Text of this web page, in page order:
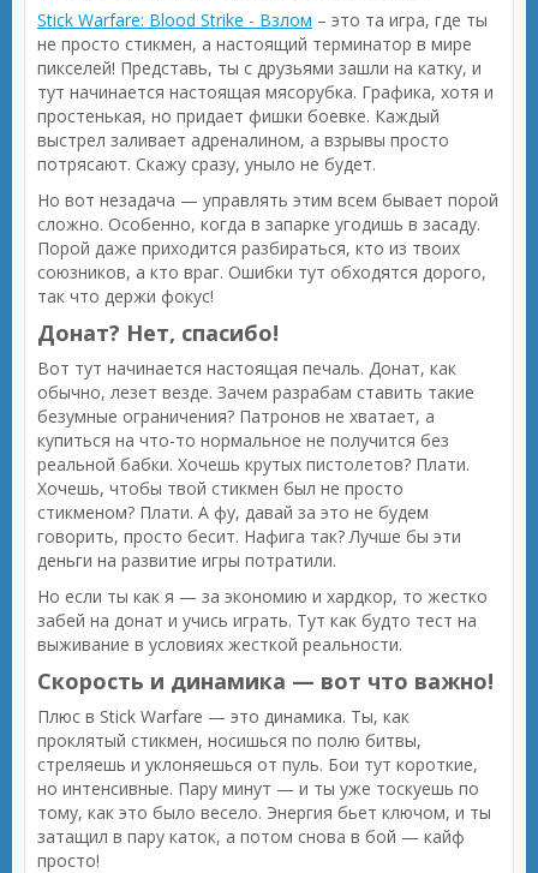
Stick Warfare: Blood Strike - Взлом – это та игра, где ты
не просто стикмен, а настоящий терминатор в мире
пикселей! Представь, ты с друзьями зашли на катку, и
тут начинается настоящая мясорубка. Графика, хотя и
простенькая, но придает фишки боевке. Каждый
выстрел заливает адреналином, а взрывы просто
потрясают. Скажу сразу, уныло не будет.
Но вот незадача — управлять этим всем бывает порой
сложно. Особенно, когда в запарке угодишь в засаду.
Порой даже приходится разбираться, кто из твоих
союзников, а кто враг. Ошибки тут обходятся дорого,
так что держи фокус!
Донат? Нет, спасибо!
Вот тут начинается настоящая печаль. Донат, как
обычно, лезет везде. Зачем разрабам ставить такие
безумные ограничения? Патронов не хватает, а
купиться на что-то нормальное не получится без
реальной бабки. Хочешь крутых пистолетов? Плати.
Хочешь, чтобы твой стикмен был не просто
стикменом? Плати. А фу, давай за это не будем
говорить, просто бесит. Нафига так? Лучше бы эти
деньги на развитие игры потратили.
Но если ты как я — за экономию и хардкор, то жестко
забей на донат и учись играть. Тут как будто тест на
выживание в условиях жесткой реальности.
Скорость и динамика — вот что важно!
Плюс в Stick Warfare — это динамика. Ты, как
проклятый стикмен, носишься по полю битвы,
стреляешь и уклоняешься от пуль. Бои тут короткие,
но интенсивные. Пару минут — и ты уже тоскуешь по
тому, как это было весело. Энергия бьет ключом, и ты
затащил в пару каток, а потом снова в бой — кайф
просто!